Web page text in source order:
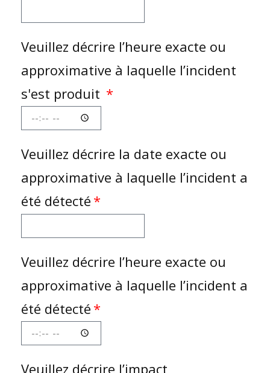
Veuillez décrire l’heure exacte ou
approximative à laquelle l’incident
s'est produit
Veuillez décrire la date exacte ou
approximative à laquelle l’incident a
été détecté
Veuillez décrire l’heure exacte ou
approximative à laquelle l’incident a
été détecté
Veuillez décrire l’impact